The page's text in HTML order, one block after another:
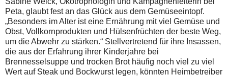
Peta, glaubt fest an das Glück aus dem Gemüseeintopf.
„Besonders im Alter ist eine Ernährung mit viel Gemüse und
Obst, Vollkornprodukten und Hülsenfrüchten der beste Weg,
um die Abwehr zu stärken.“ Stellvertretend für ihre Insassen,
die aus der Erfahrung ihrer Kinderjahre bei
Brennesselsuppe und trocken Brot häufig noch viel zu viel
Wert auf Steak und Bockwurst legen, könnten Heimbetreiber